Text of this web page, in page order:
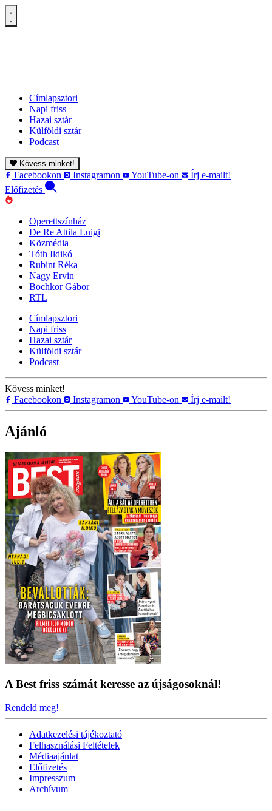
Címlapsztori
Napi friss
Hazai sztár
Külföldi sztár
Podcast
Kövess minket!
Facebookon Instagramon YouTube-on
Írj e-mailt!
Előfizetés
Operettszínház
De Re Attila Luigi
Közmédia
Tóth Ildikó
Rubint Réka
Nagy Ervin
Bochkor Gábor
RTL
Címlapsztori
Napi friss
Hazai sztár
Külföldi sztár
Podcast
Kövess minket!
Facebookon
Instagramon YouTube-on Írj e-mailt!
Ajánló
A Best friss számát keresse az újságosoknál!
Rendeld meg!
Adatkezelési tájékoztató
Felhasználási Feltételek
Médiaajánlat
Előfizetés
Impresszum
Archívum